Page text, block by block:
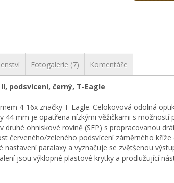
Fotogalerie (7) Komentáře
II, podsvícení, černý, T-Eagle
4-16x značky T-Eagle. Celokovová odolná
44 mm je opatřena nízkými věžičkami s možností
druhé ohniskové rovině (SFP) s propracovanou
červeného/zeleného podsvícení záměrného kříže
nastavení paralaxy a vyznačuje se zvětšenou
jsou výklopné plastové krytky a prodlužující